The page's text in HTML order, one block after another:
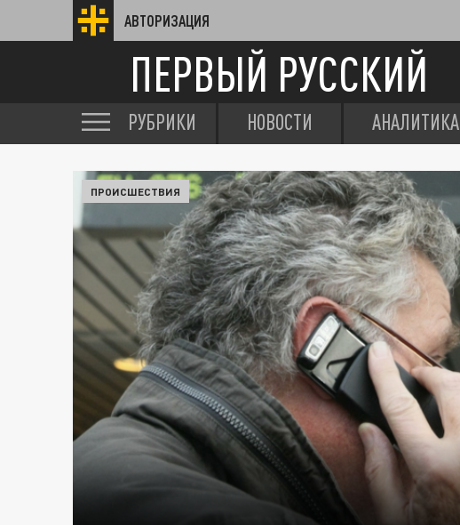
АВТОРИЗАЦИЯ
ПЕРВЫЙ РУССКИЙ
РУБРИКИ НОВОСТИ АНАЛИТИКА
ПРОИСШЕСТВИЯ